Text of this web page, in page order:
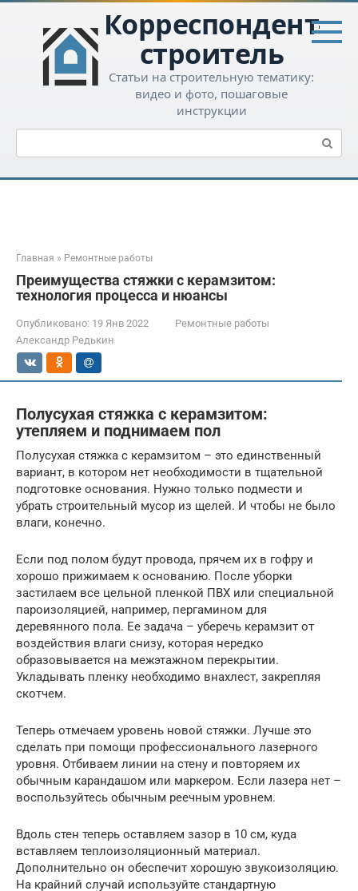
Перейти
контенту
Корреспондент-
строитель
Статьи на строительную тематику:
видео и фото, пошаговые
инструкции
Поиск:
Главная » Ремонтные работы
Преимущества стяжки с керамзитом:
технология процесса и нюансы
Опубликовано: 19 Янв 2022
Ремонтные работы
Александр Редькин
Полусухая стяжка с керамзитом:
утепляем и поднимаем пол
Полусухая стяжка с керамзитом – это единственный
вариант, в котором нет необходимости в тщательной
подготовке основания. Нужно только подмести и
убрать строительный мусор из щелей. И чтобы не было
влаги, конечно.
Если под полом будут провода, прячем их в гофру и
хорошо прижимаем к основанию. После уборки
застилаем все цельной пленкой ПВХ или специальной
пароизоляцией, например, пергамином для
деревянного пола. Ее задача – уберечь керамзит от
воздействия влаги снизу, которая нередко
образовывается на межэтажном перекрытии.
Укладывать пленку необходимо внахлест, закрепляя
скотчем.
Теперь отмечаем уровень новой стяжки. Лучше это
сделать при помощи профессионального лазерного
уровня. Отбиваем линии на стену и повторяем их
обычным карандашом или маркером. Если лазера нет –
воспользуйтесь обычным реечным уровнем.
Вдоль стен теперь оставляем зазор в 10 см, куда
вставляем теплоизоляционный материал.
Дополнительно он обеспечит хорошую звукоизоляцию.
На крайний случай используйте стандартную